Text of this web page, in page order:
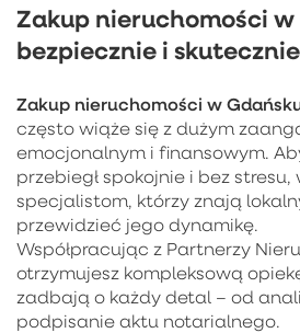
Zakup nieruchomości w
bezpiecznie i skutecznie
Zakup nieruchomości w
często wiąże się z dużym
emocjonalnym i finansowym.
przebiegł spokojnie i bez
specjalistom, którzy znają
przewidzieć jego dynamikę.
Współpracując z Partnerzy
otrzymujesz kompleksową
zadbają o każdy detal – od
podpisanie aktu notarialnego.